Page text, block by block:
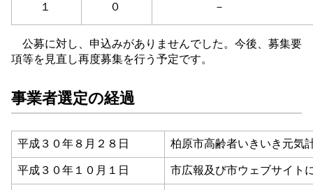
１ ０ －
公募に対し、申込みがありませんでした。今後、募集要
項等を見直し再度募集を行う予定です。
事業者選定の経過
平成３０年８月２８日 柏原市高齢者いきいき元気
平成３０年１０月１日 市広報及び市ウェブサイト